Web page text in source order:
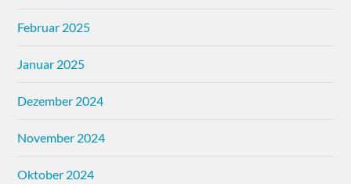
Februar 2025
Januar 2025
Dezember 2024
November 2024
Oktober 2024